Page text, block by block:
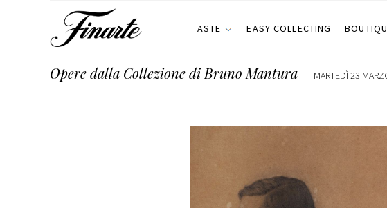
ASTE EASY COLLECTING
Opere dalla Collezione di Bruno Mantura MARTEDÌ 23